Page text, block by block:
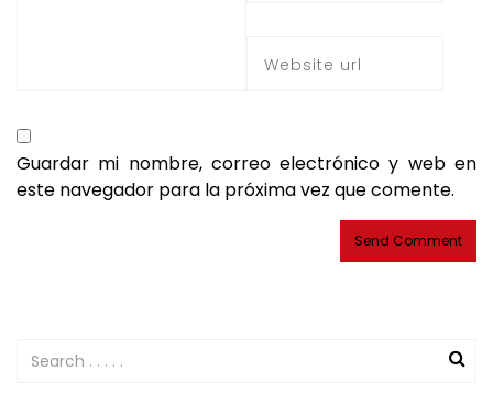
Guardar mi nombre, correo electrónico y web en
este navegador para la próxima vez que comente.